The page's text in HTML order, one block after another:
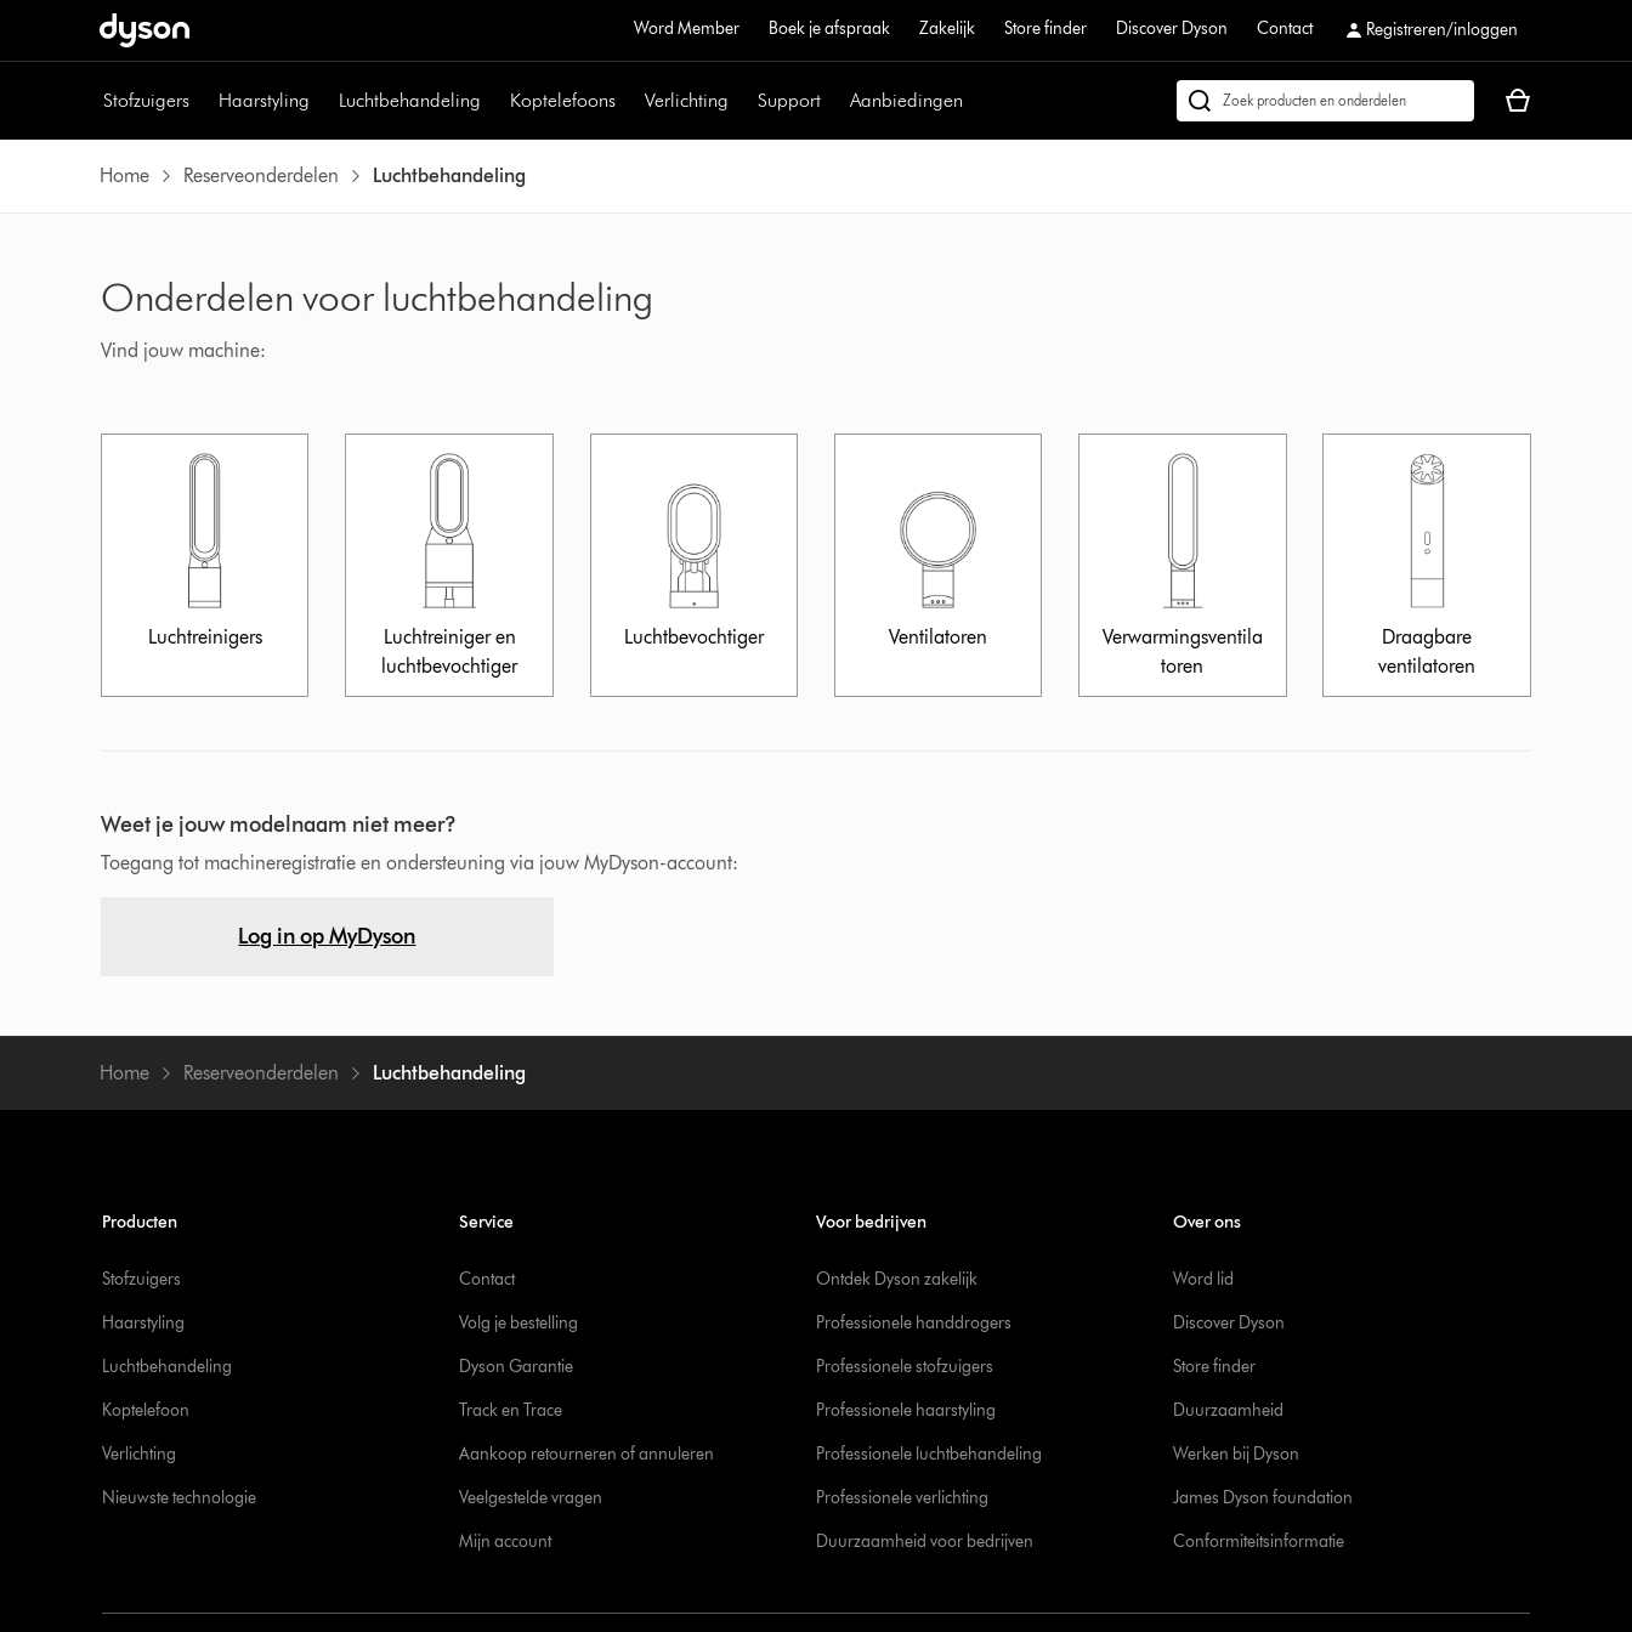
Word Member Boek je afspraak Zakelijk Store finder Discover Dyson Contact Registreren/inloggen
Stofzuigers Haarstyling Luchtbehandeling Koptelefoons Verlichting Support Aanbiedingen
Zoek
Je
Home Reserveonderdelen Luchtbehandeling
Onderdelen voor luchtbehandeling
Vind jouw machine:
Luchtreinigers
Luchtreiniger en
luchtbevochtiger
Luchtbevochtiger Ventilatoren
Verwarmingsventila
toren
Draagbare
ventilatoren
Weet je jouw modelnaam niet meer?
Toegang tot machineregistratie en ondersteuning via jouw MyDyson-account:
Log in op MyDyson
Home Reserveonderdelen Luchtbehandeling
Producten
Stofzuigers
Haarstyling
Luchtbehandeling
Koptelefoon
Verlichting
Nieuwste technologie
Service
Contact
Volg je bestelling
Dyson Garantie
Track en Trace
Aankoop retourneren of annuleren
Veelgestelde vragen
Mijn account
Voor bedrijven
Ontdek Dyson zakelijk
Professionele handdrogers
Professionele stofzuigers
Professionele haarstyling
Professionele luchtbehandeling
Professionele verlichting
Duurzaamheid voor bedrijven
Over ons
Word lid
Discover Dyson
Store finder
Duurzaamheid
Werken bij Dyson
James Dyson foundation
Conformiteitsinformatie